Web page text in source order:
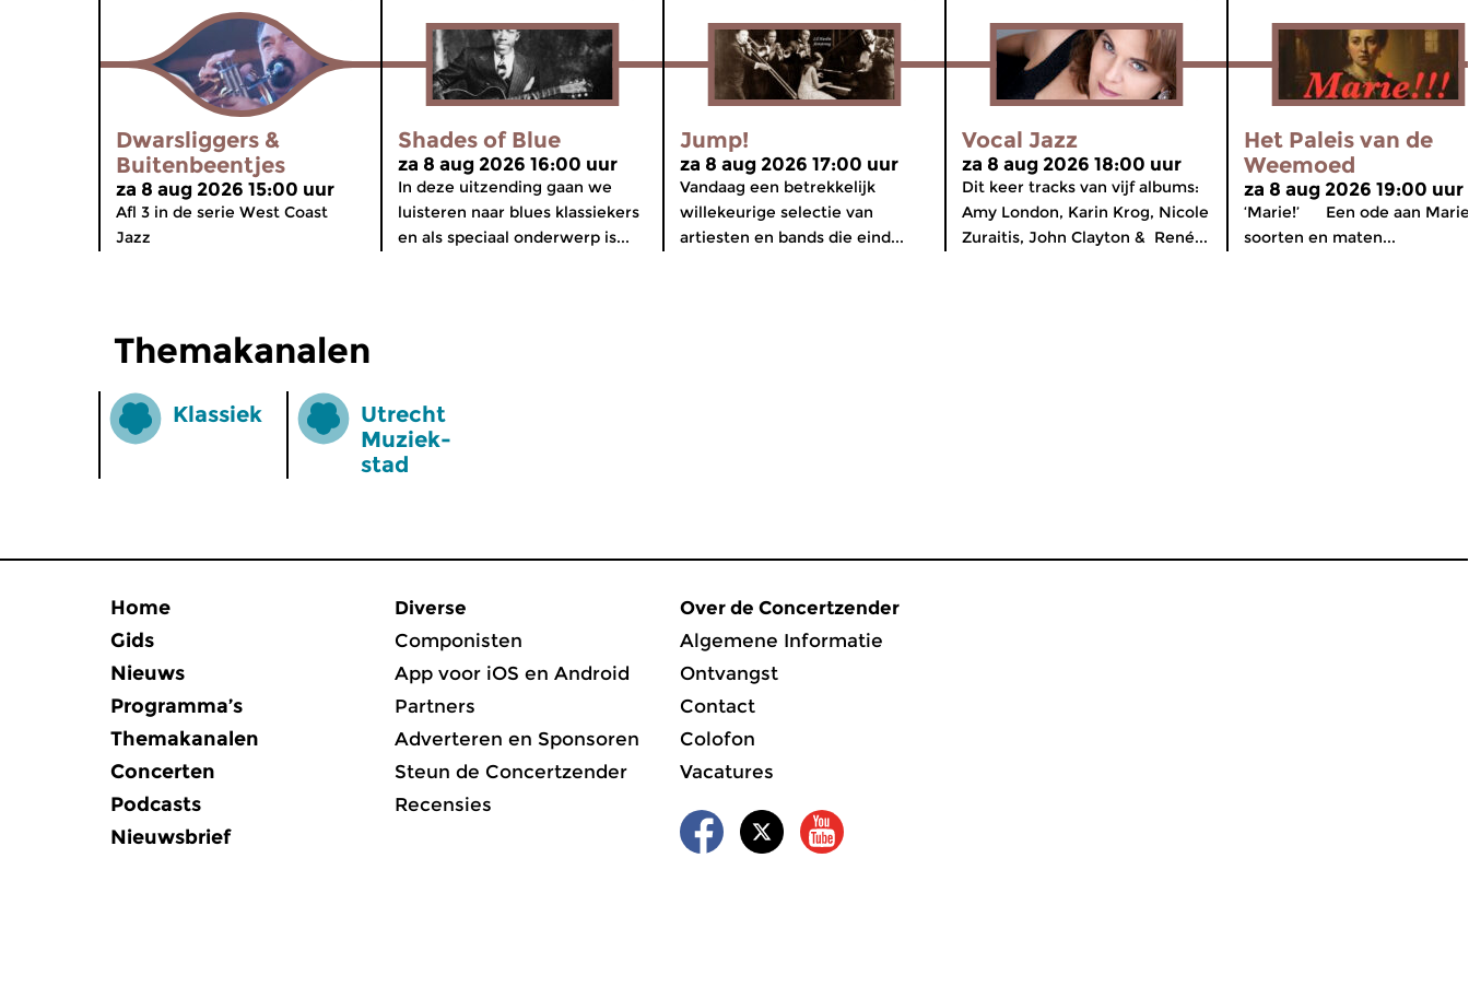
Dwarsliggers &
Buitenbeentjes
za 8 aug 2026 15:00 uur
Afl 3 in de serie West Coast
Jazz
Shades of Blue
za 8 aug 2026 16:00 uur
In deze uitzending gaan we
luisteren naar blues klassiekers
en als speciaal onderwerp is...
Jump!
za 8 aug 2026 17:00 uur
Vandaag een betrekkelijk
willekeurige selectie van
artiesten en bands die eind...
Vocal Jazz
za 8 aug 2026 18:00 uur
Dit keer tracks van vijf albums:
Amy London, Karin Krog, Nicole
Zuraitis, John Clayton & René...
Het Paleis van de
Weemoed
za 8 aug 2026 19:00 uur
‘Marie!’ Een ode aan
soorten en maten...
Themakanalen
Klassiek
Utrecht
Muziek­
stad
Home
Gids
Nieuws
Programma’s
Themakanalen
Concerten
Podcasts
Nieuwsbrief
Diverse
Componisten
App voor iOS en Android
Partners
Adverteren en Sponsoren
Steun de Concertzender
Recensies
Over de Concertzender
Algemene Informatie
Ontvangst
Contact
Colofon
Vacatures